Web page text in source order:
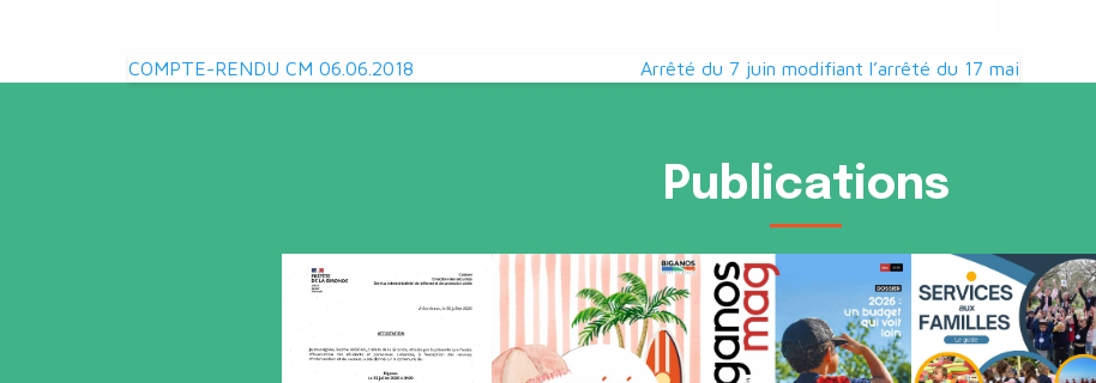
Navigation
COMPTE-RENDU CM 06.06.2018 Arrêté du 7 juin modifiant l’arrêté du 17 mai
Publications